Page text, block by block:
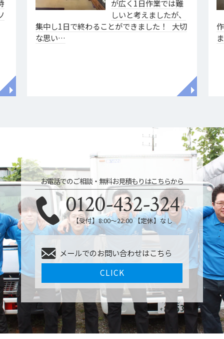
◥
が広く1日作業では難
しいと考えましたが、
集中し1日で終わることができました！ 大切
な思い…
◥
お電話でのご相談・無料お見積もりはこちらから
0120-432-324
【受付】8:00〜22:00 【定休】なし
メールでのお問い合わせはこちら
CLICK